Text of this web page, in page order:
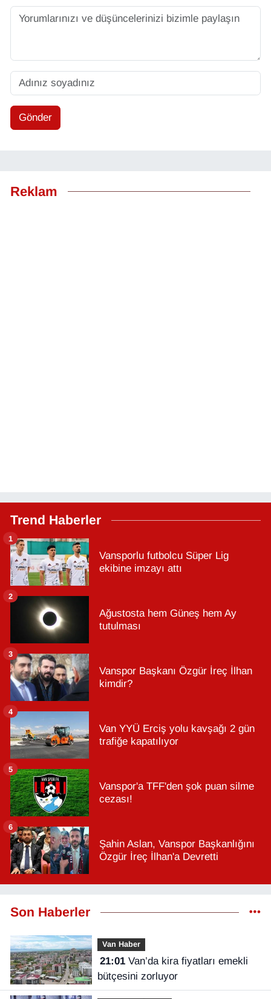
Gönder
Reklam
Trend Haberler
Vansporlu futbolcu Süper Lig
ekibine imzayı attı
1
Ağustosta hem Güneş hem Ay
tutulması
2
Vanspor Başkanı Özgür İreç İlhan
kimdir?
3
Van YYÜ Erciş yolu kavşağı 2 gün
trafiğe kapatılıyor
4
Vanspor'a TFF'den şok puan silme
cezası!
5
Şahin Aslan, Vanspor Başkanlığını
Özgür İreç İlhan'a Devretti
6
Son Haberler
Van Haber
21:01Van’da kira fiyatları emekli
bütçesini zorluyor